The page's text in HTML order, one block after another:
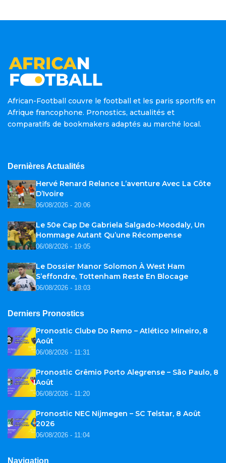
African-Football couvre le football et les paris sportifs en
Afrique francophone. Pronostics, actualités et
comparatifs de bookmakers adaptés au marché local.
Dernières Actualités
Hervé Renard Relance L’aventure Avec La Côte
D’Ivoire
06/08/2026 - 20:06
Le 50e Cap De Gabriela Salgado-Moodaly, Un
Hommage Autant Qu’une Récompense
06/08/2026 - 19:05
Le Dossier Manor Solomon À West Ham
S’effondre, Tottenham Reste En Blocage
06/08/2026 - 18:03
Derniers Pronostics
Pronostic Clube Do Remo – Atlético Mineiro, 8
Août
06/08/2026 - 11:31
Pronostic Grêmio Porto Alegrense – São Paulo, 8
Août
06/08/2026 - 11:20
Pronostic NEC Nijmegen – SC Telstar, 8 Août
2026
06/08/2026 - 11:04
Navigation